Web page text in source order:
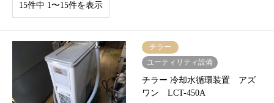
15件中 1〜15件を表示
チラー
ユーティリティ設備
チラー 冷却水循環装置 アズ
ワン LCT-450A